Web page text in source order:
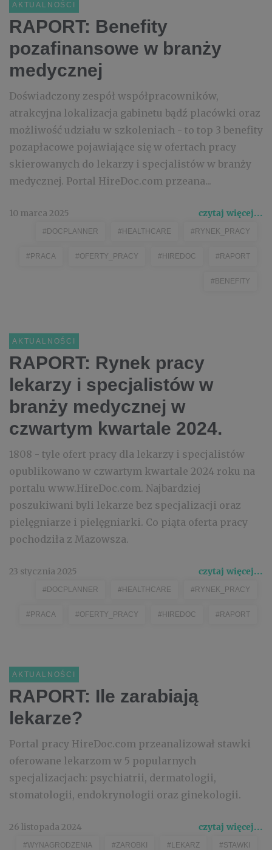
AKTUALNOŚCI
RAPORT: Benefity
pozafinansowe w branży
medycznej
Doświadczony zespół współpracowników,
atrakcyjna lokalizacja gabinetu bądź placówki oraz
możliwość udziału w szkoleniach - to top 3 benefity
pozapłacowe pojawiające się w ofertach pracy
skierowanych do lekarzy i specjalistów w branży
medycznej. Portal HireDoc.com przeana...
10 marca 2025 czytaj więcej...
#DOCPLANNER #HEALTHCARE #RYNEK_PRACY
#PRACA #OFERTY_PRACY #HIREDOC #RAPORT
#BENEFITY
AKTUALNOŚCI
RAPORT: Rynek pracy
lekarzy i specjalistów w
branży medycznej w
czwartym kwartale 2024.
1808 - tyle ofert pracy dla lekarzy i specjalistów
opublikowano w czwartym kwartale 2024 roku na
portalu www.HireDoc.com. Najbardziej
poszukiwani byli lekarze bez specjalizacji oraz
pielęgniarze i pielęgniarki. Co piąta oferta pracy
pochodziła z Mazowsza.
23 stycznia 2025 czytaj więcej...
#DOCPLANNER #HEALTHCARE #RYNEK_PRACY
#PRACA #OFERTY_PRACY #HIREDOC #RAPORT
AKTUALNOŚCI
RAPORT: Ile zarabiają
lekarze?
Portal pracy HireDoc.com przeanalizował stawki
oferowane lekarzom w 5 popularnych
specjalizacjach: psychiatrii, dermatologii,
stomatologii, endokrynologii oraz ginekologii.
26 listopada 2024 czytaj więcej...
#WYNAGRODZENIA #ZAROBKI #LEKARZ #STAWKI